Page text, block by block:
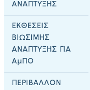
ΑΝΑΠΤΥΞΗΣ
ΕΚΘΕΣΕΙΣ
ΒΙΩΣΙΜΗΣ
ΑΝΑΠΤΥΞΗΣ ΓΙΑ
ΑμΠΟ
ΠΕΡΙΒΑΛΛΟΝ